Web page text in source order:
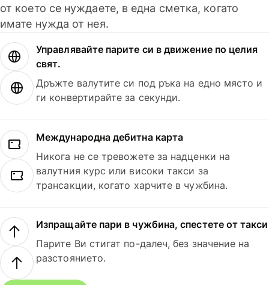
от което се нуждаете, в една сметка, когато
имате нужда от нея.
Управлявайте парите си в движение по целия
свят.
Дръжте валутите си под ръка на едно място и
ги конвертирайте за секунди.
Международна дебитна карта
Никога не се тревожете за надценки на
валутния курс или високи такси за
трансакции, когато харчите в чужбина.
Изпращайте пари в чужбина, спестете от такси
Парите Ви стигат по-далеч, без значение на
разстоянието.